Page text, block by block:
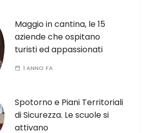
Maggio in cantina, le 15
aziende che ospitano
turisti ed appassionati
1 ANNO FA
Spotorno e Piani Territoriali
di Sicurezza. Le scuole si
attivano